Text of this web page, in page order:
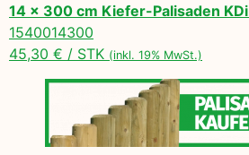
14 x 300 cm Kiefer-Palisaden KDi
1540014300
45,30 € / STK (inkl. 19% MwSt.)